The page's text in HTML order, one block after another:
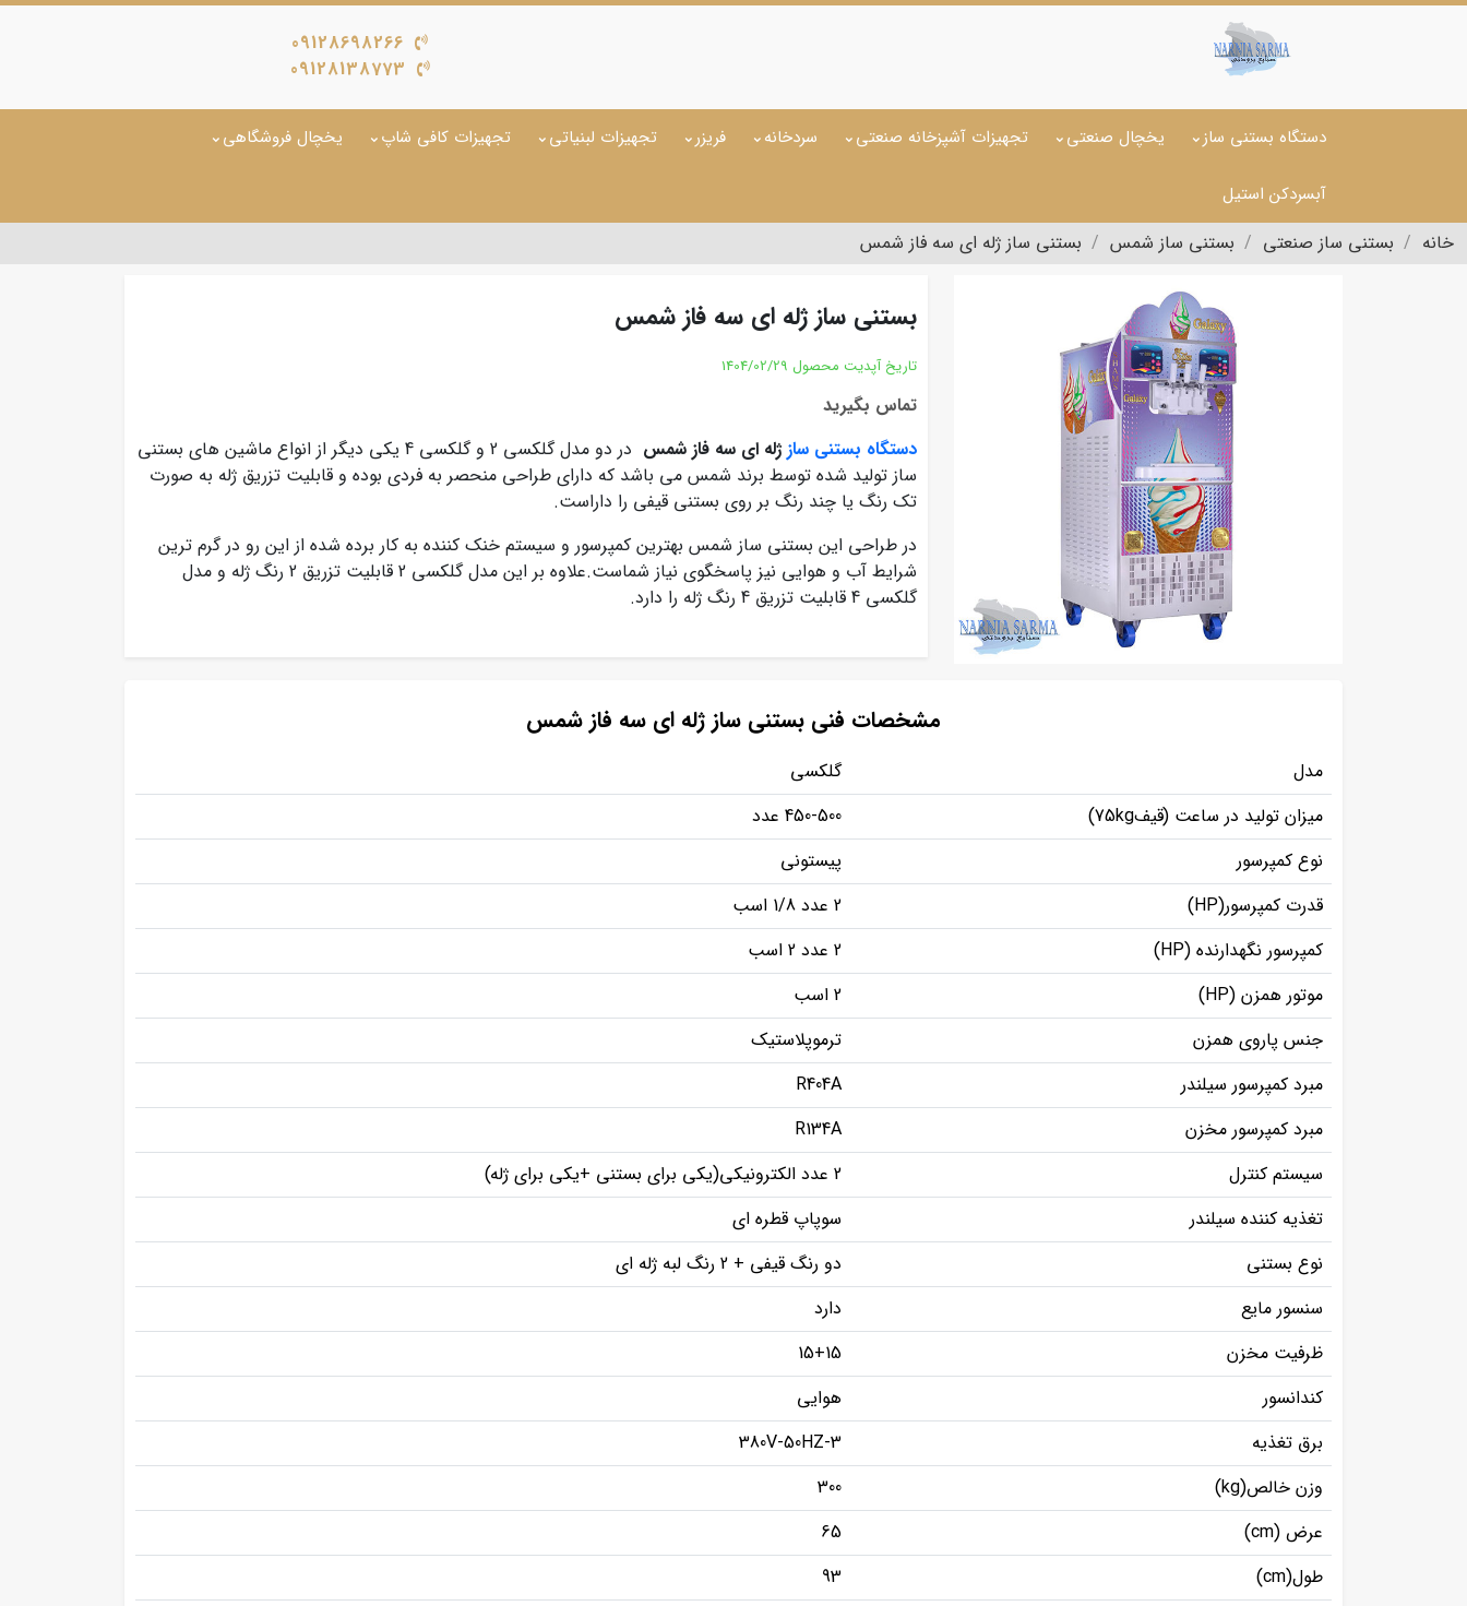
09128698266
09128138773
دستگاه بستنی ساز یخچال صنعتی تجهیزات آشپزخانه صنعتی سردخانه فریزر تجهیزات لبنیاتی تجهیزات کافی شاپ یخچال فروشگاهی
آبسردکن استیل
خانه بستنی ساز صنعتی بستنی ساز شمس بستنی ساز ژله ای سه فاز شمس
بستنی ساز ژله ای سه فاز شمس
تاریخ آپدیت محصول 1404/02/29
تماس بگیرید
دستگاه بستنی ساز ژله ای سه فاز شمس
در دو مدل گلکسی 2 و گلکسی 4 یکی دیگر از انواع ماشین های بستنی
ساز تولید شده توسط برند شمس می باشد که دارای طراحی منحصر به فردی بوده و قابلیت تزریق ژله به صورت
تک رنگ یا چند رنگ بر روی بستنی قیفی را داراست.
در طراحی این بستنی ساز شمس بهترین کمپرسور و سیستم خنک کننده به کار برده شده از این رو در گرم ترین
شرایط آب و هوایی نیز پاسخگوی نیاز شماست.علاوه بر این مدل گلکسی 2 قابلیت تزریق 2 رنگ ژله و مدل
گلکسی 4 قابلیت تزریق 4 رنگ ژله را دارد.
مشخصات فنی بستنی ساز ژله ای سه فاز شمس
مدل
گلکسی
میزان تولید در ساعت (قیف75kg)
450-500 عدد
نوع کمپرسور
پیستونی
قدرت کمپرسور(HP)
2 عدد 1/8 اسب
کمپرسور نگهدارنده (HP)
2 عدد 2 اسب
موتور همزن (HP)
2 اسب
جنس پاروی همزن
ترموپلاستیک
مبرد کمپرسور سیلندر
R404A
مبرد کمپرسور مخزن
R134A
سیستم کنترل
2 عدد الکترونیکی(یکی برای بستنی +یکی برای ژله)
تغذیه کننده سیلندر
سوپاپ قطره ای
نوع بستنی
دو رنگ قیفی + 2 رنگ لبه ژله ای
سنسور مایع
دارد
ظرفیت مخزن
15+15
کندانسور
هوایی
برق تغذیه
380V-50HZ-3
وزن خالص(kg)
300
عرض (cm)
65
طول(cm)
93